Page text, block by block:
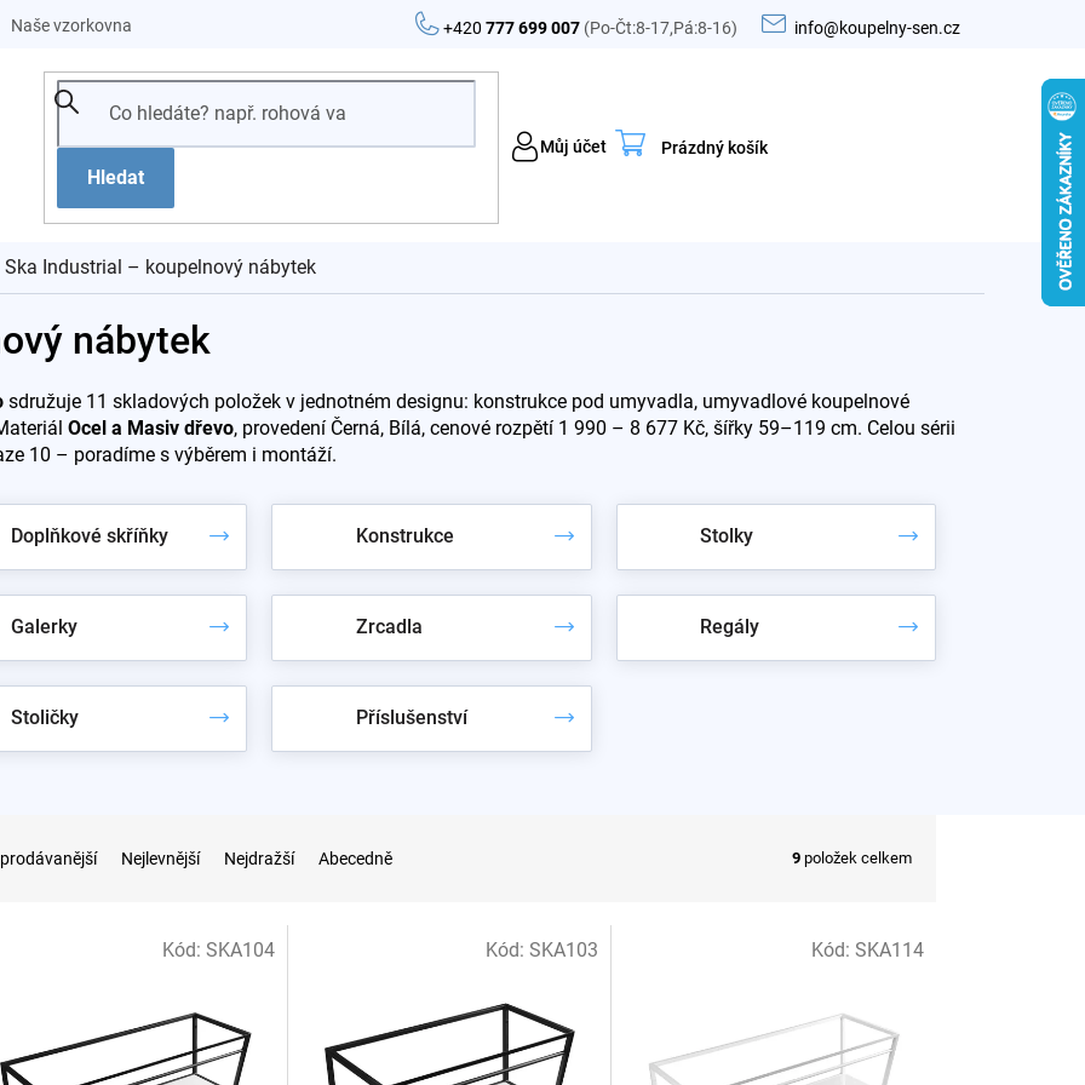
+420777 699 007 (Po-Čt:8-17,Pá:8-16) info@koupelny-sen.cz
Naše vzorkovna
Hledat
Můj účet
Nákupní
Prázdný košík
Ska Industrial – koupelnový nábytek
nábytek
sdružuje 11 skladových položek v jednotném designu: konstrukce pod umyvadla, umyvadlové koupelnové
Ocel a Masiv dřevo, provedení Černá, Bílá, cenové rozpětí 1 990 – 8 677 Kč, šířky 59–119 cm. Celou sérii
10 – poradíme s výběrem i montáží.
Doplňkové skříňky Konstrukce Stolky
Galerky Zrcadla Regály
Stoličky Příslušenství
Nejlevnější Nejdražší Abecedně 9 položek celkem
Kód: SKA104 Kód:SKA103 Kód: SKA114